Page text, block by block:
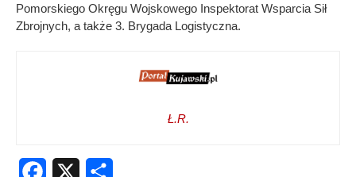
Pomorskiego Okręgu Wojskowego Inspektorat Wsparcia Sił
Zbrojnych, a także 3. Brygada Logistyczna.
Ł.R.
Facebook